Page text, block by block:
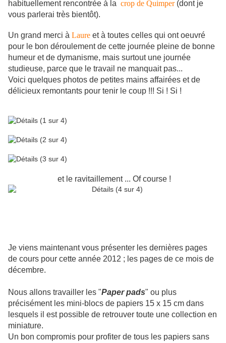
habituellement rencontrée à la crop de Quimper(dont je
vous parlerai très bientôt).
Un grand merci à Laure et à toutes celles qui ont oeuvré
pour le bon déroulement de cette journée pleine de bonne
humeur et de dymanisme, mais surtout une journée
studieuse, parce que le travail ne manquait pas...
Voici quelques photos de petites mains affairées et de
délicieux remontants pour tenir le coup !!! Si ! Si !
et le ravitaillement ... Of course !
Je viens maintenant vous présenter les dernières pages
de cours pour cette année 2012 ; les pages de ce mois de
décembre.
Nous allons travailler les "Paper pads" ou plus
précisément les mini-blocs de papiers 15 x 15 cm dans
lesquels il est possible de retrouver toute une collection en
miniature.
Un bon compromis pour profiter de tous les papiers sans